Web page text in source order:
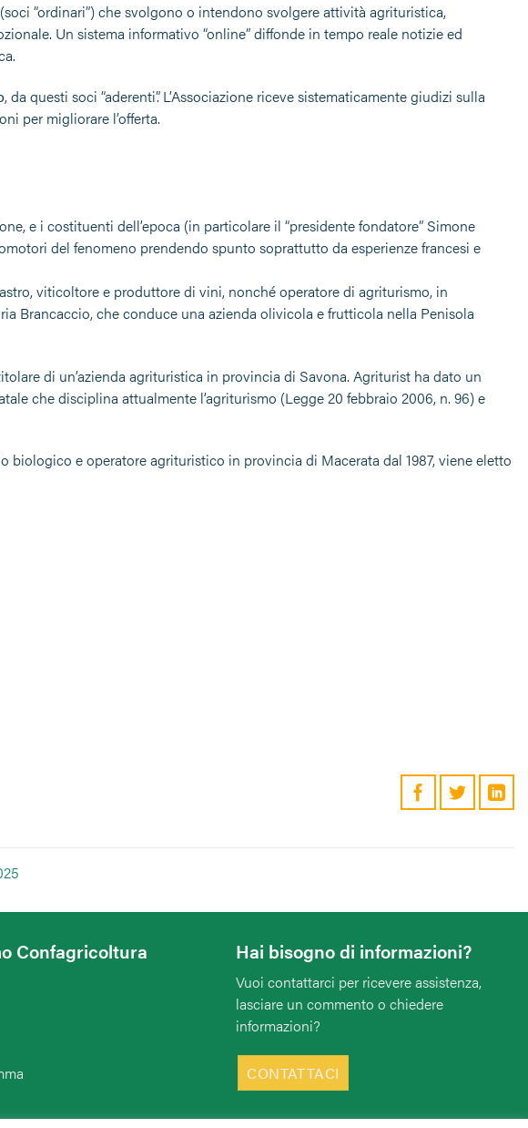
(soci “ordinari”) che svolgono o intendono svolgere attività agrituristica,
Un sistema informativo “online” diffonde in tempo reale notizie ed
, da questi soci “aderenti”. L’Associazione riceve sistematicamente giudizi sulla
per migliorare l’offerta.
e i costituenti dell’epoca (in particolare il “presidente fondatore” Simone
del fenomeno prendendo spunto soprattutto da esperienze francesi e
viticoltore e produttore di vini, nonché operatore di agriturismo, in
Brancaccio, che conduce una azienda olivicola e frutticola nella Penisola
di un’azienda agrituristica in provincia di Savona. Agriturist ha dato un
che disciplina attualmente l’agriturismo (Legge 20 febbraio 2006, n. 96) e
biologico e operatore agrituristico in provincia di Macerata dal 1987, viene eletto
Confagricoltura Hai bisogno di informazioni?
Vuoi contattarci per ricevere assistenza,
lasciare un commento o chiedere
informazioni?
CONTATTACI